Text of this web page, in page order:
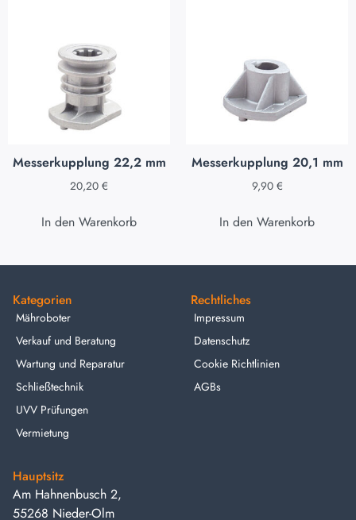
Messerkupplung 22,2 mm
20,20 €
In den Warenkorb
Messerkupplung 20,1 mm
9,90 €
In den Warenkorb
Kategorien
Mähroboter
Verkauf und Beratung
Wartung und Reparatur
Schließtechnik
UVV Prüfungen
Vermietung
Rechtliches
Impressum
Datenschutz
Cookie Richtlinien
AGBs
Hauptsitz
Am Hahnenbusch 2,
55268 Nieder-Olm